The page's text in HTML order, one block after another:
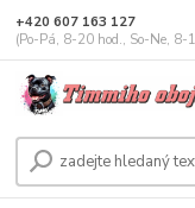
+420 607 163 127
(Po-Pá, 8-20 hod., So-Ne, 8-